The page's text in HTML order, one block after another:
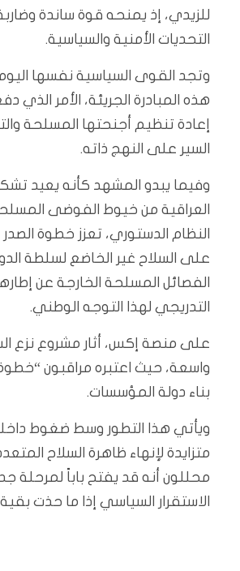
للزيدي، إذ يمنحه قوة ساندة
التحديات الأمنية والسياسية.
وتجد القوى السياسية نفسها
هذه المبادرة الجريئة، الأمر الذي
إعادة تنظيم أجنحتها المسلحة
السير على النهج ذاته.
وفيما يبدو المشهد كأنه يعيد
العراقية من خيوط الفوضى
النظام الدستوري، تعزز خطوة
على السلاح غير الخاضع لسلطة
الفصائل المسلحة الخارجة عن
التدريجي لهذا التوجه الوطني.
على منصة إكس، أثار مشروع نزع
واسعة، حيث اعتبره مراقبون
بناء دولة المؤسسات.
ويأتي هذا التطور وسط ضغوط
متزايدة لإنهاء ظاهرة السلاح
محللون أنه قد يفتح باباً لمرحلة
الاستقرار السياسي إذا ما حذت